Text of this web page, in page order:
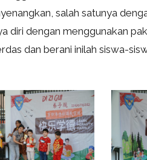
salah satunya
diri dengan menggunakan
dan berani inilah siswa-